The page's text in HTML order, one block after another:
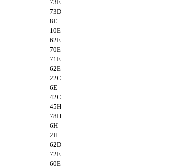
73E
73D
8E
10Е
62E
70E
71Е
62Е
22C
6E
42C
45H
78H
6H
2H
62D
72Е
60Е